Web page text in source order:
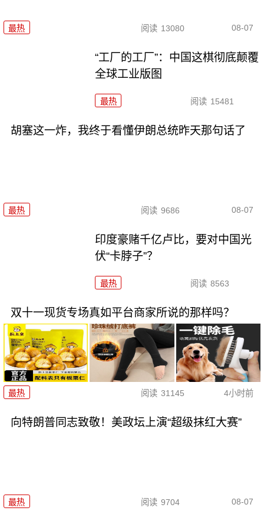
最热 阅读 13080 08-07
“工厂的工厂”：中国这棋彻底颠覆
全球工业版图
最热 阅读 15481
胡塞这一炸，我终于看懂伊朗总统昨天那句话了
最热 阅读 9686 08-07
印度豪赌千亿卢比，要对中国光
伏“卡脖子”？
最热 阅读 8563
双十一现货专场真如平台商家所说的那样吗？
最热 阅读 31145 4小时前
向特朗普同志致敬！美政坛上演“超级抹红大赛”
最热 阅读 9704 08-07